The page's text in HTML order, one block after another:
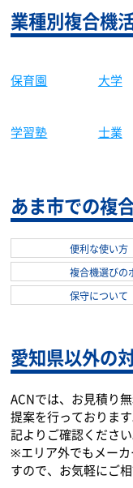
業種別複合機
大学
学習塾
あま市での複
便利な使い方
保守について
愛知県以外の
ACNでは、お見積り
提案を行っておりま